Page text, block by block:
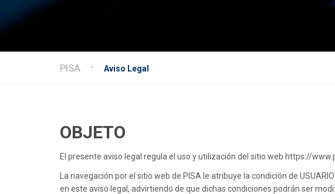
PISA Aviso Legal
OBJETO
El presente aviso legal regula el uso y utilización del sitio web https://
La navegación por el sitio web de PISA le atribuye la condición de
en este aviso legal, advirtiendo de que dichas condiciones podrán ser